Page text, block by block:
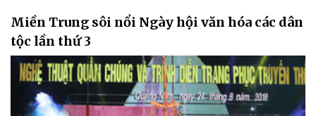
Miền Trung sôi nổi Ngày hội văn hóa các dân
tộc lần thứ 3